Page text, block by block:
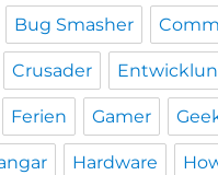
Bug Smasher
Crusader
Ferien Gamer
Hardware